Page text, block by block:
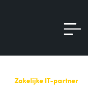
Zakelijke IT-partner